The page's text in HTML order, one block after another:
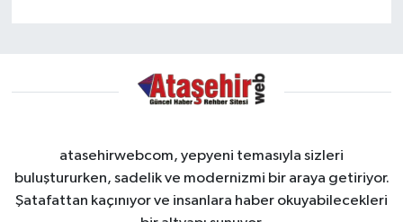
atasehirwebcom, yepyeni temasıyla sizleri
buluştururken, sadelik ve modernizmi bir araya getiriyor.
Şatafattan kaçınıyor ve insanlara haber okuyabilecekleri